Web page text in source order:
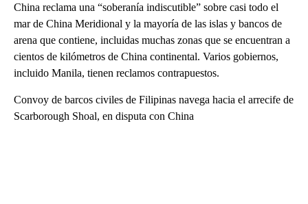
China reclama una “soberanía indiscutible” sobre casi todo el
mar de China Meridional y la mayoría de las islas y bancos de
arena que contiene, incluidas muchas zonas que se encuentran a
cientos de kilómetros de China continental. Varios gobiernos,
incluido Manila, tienen reclamos contrapuestos.
Convoy de barcos civiles de Filipinas navega hacia el arrecife de
Scarborough Shoal, en disputa con China